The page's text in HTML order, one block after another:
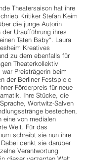
Theatersaison hat ihre
Kritiker Stefan Keim
die junge Autorin
der Uraufführung ihres
Taten Baby“. Laura
Kreatives
zu dem ebenfalls für
Theaterkollektiv
war Preisträgerin beim
der Berliner Festspiele
Förderpreis für neue
Ihre Stücke, die
Wortwitz-Salven
bestechen,
eine von medialen
Welt. Für das
schreibt sie nun ihre
denkt sie darüber
Verantwortung
dieser verzerrten Welt,